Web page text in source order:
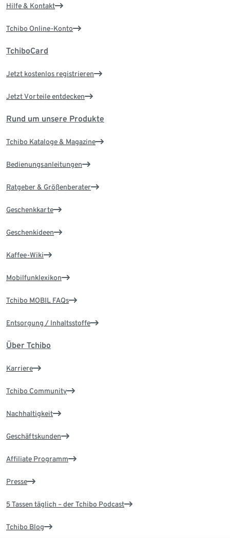
Hilfe & Kontakt
Tchibo Online-Konto
TchiboCard
Jetzt kostenlos registrieren
Jetzt Vorteile entdecken
Rund um unsere Produkte
Tchibo Kataloge & Magazine
Bedienungsanleitungen
Ratgeber & Größenberater
Geschenkkarte
Geschenkideen
Kaffee-Wiki
Mobilfunklexikon
Tchibo MOBIL FAQs
Entsorgung / Inhaltsstoffe
Über Tchibo
Karriere
Tchibo Community
Nachhaltigkeit
Geschäftskunden
Affiliate Programm
Presse
5 Tassen täglich – der Tchibo Podcast
Tchibo Blog